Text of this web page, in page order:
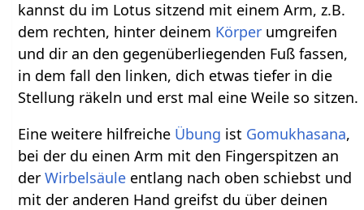
kannst du im Lotus sitzend mit einem Arm, z.B.
dem rechten, hinter deinem Körper umgreifen
und dir an den gegenüberliegenden Fuß fassen,
in dem fall den linken, dich etwas tiefer in die
Stellung räkeln und erst mal eine Weile so sitzen.
Eine weitere hilfreiche Übung ist Gomukhasana,
bei der du einen Arm mit den Fingerspitzen an
derWirbelsäule entlang nach oben schiebst und
mit der anderen Hand greifst du über deinen